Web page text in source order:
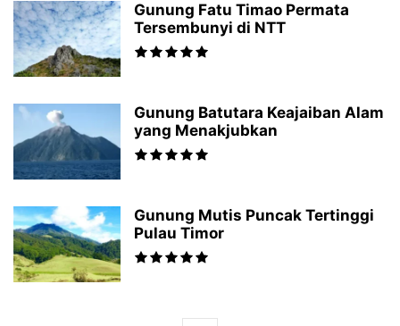
Gunung Fatu Timao Permata
Tersembunyi di NTT
Gunung Batutara Keajaiban Alam
yang Menakjubkan
Gunung Mutis Puncak Tertinggi
Pulau Timor